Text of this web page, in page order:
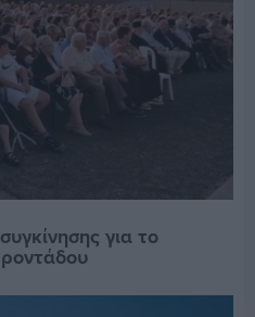
για το